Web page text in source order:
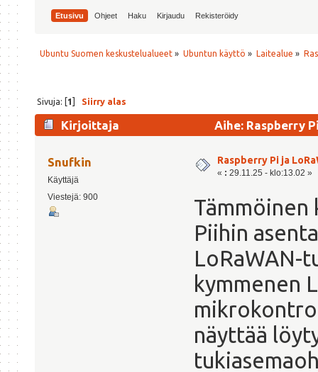
Etusivu Ohjeet Haku Kirjaudu Rekisteröidy
Ubuntu Suomen keskustelualueet » Ubuntun käyttö » Laitealue »
Sivuja: [1] Siirry alas
Kirjoittaja Aihe: Raspberry
Snufkin
Käyttäjä
Viestejä: 900
Raspberry Pi ja
« : 29.11.25 - klo:13.02 »
Tämmöinen
Piihin
LoRaWAN-
kymmenen
näyttää